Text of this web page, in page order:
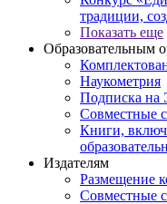
традиции,
Показать еще
Образовательным
Наукометрия
Подписка на
Совместные
Книги,
Издателям
Размещение
Совместные